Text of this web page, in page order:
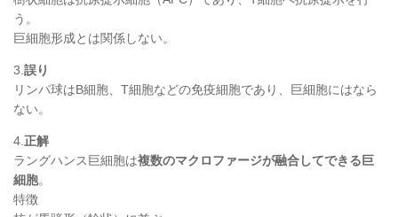
う。
巨細胞形成とは関係しない。
3. 誤り
リンパ球はB細胞、T細胞などの免疫細胞であり、巨細胞にはなら
ない。
4. 正解
ラングハンス巨細胞は複数のマクロファージが融合してできる巨
細胞。
特徴